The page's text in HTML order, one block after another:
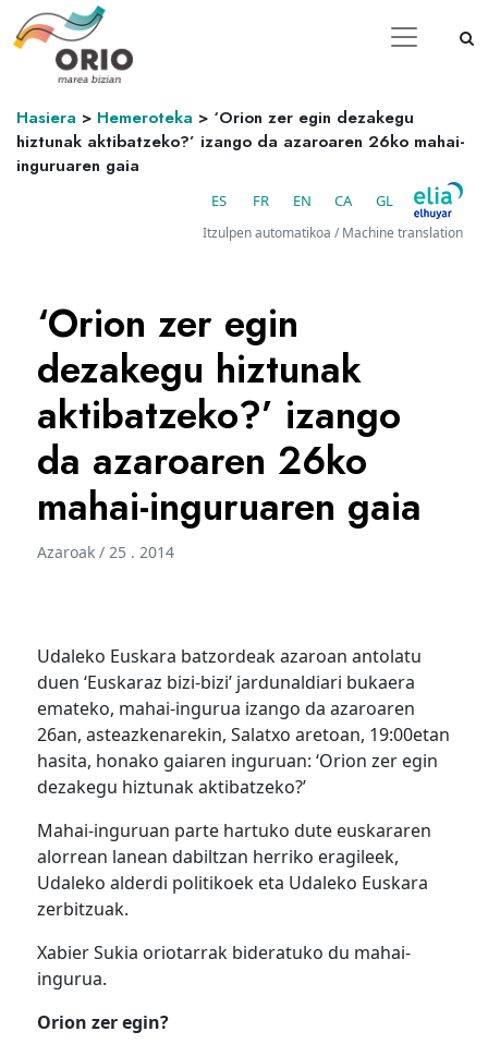
Hasiera > Hemeroteka > ‘Orion zer egin dezakegu
hiztunak aktibatzeko?’ izango da azaroaren 26ko mahai-
inguruaren gaia
ES FR EN CA GL
Itzulpen automatikoa / Machine translation
‘Orion zer egin
dezakegu hiztunak
aktibatzeko?’ izango
da azaroaren 26ko
mahai-inguruaren gaia
Azaroak / 25 . 2014
Udaleko Euskara batzordeak azaroan antolatu
duen ‘Euskaraz bizi-bizi’ jardunaldiari bukaera
emateko, mahai-ingurua izango da azaroaren
26an, asteazkenarekin, Salatxo aretoan, 19:00etan
hasita, honako gaiaren inguruan: ‘Orion zer egin
dezakegu hiztunak aktibatzeko?’
Mahai-inguruan parte hartuko dute euskararen
alorrean lanean dabiltzan herriko eragileek,
Udaleko alderdi politikoek eta Udaleko Euskara
zerbitzuak.
Xabier Sukia oriotarrak bideratuko du mahai-
ingurua.
Orion zer egin?